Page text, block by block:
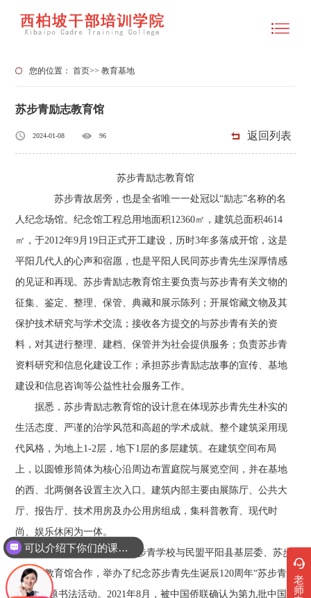
您的位置：首页>>教育基地
苏步青励志教育馆
2024-01-08 96 返回列表
苏步青励志教育馆
苏步青故居旁，也是全省唯一一处冠以“励志”名称的名
人纪念场馆。纪念馆工程总用地面积12360㎡，建筑总面积4614
㎡，于2012年9月19日正式开工建设，历时3年多落成开馆，这是
平阳几代人的心声和宿愿，也是平阳人民同苏步青先生深厚情感
的见证和再现。苏步青励志教育馆主要负责与苏步青有关文物的
征集、鉴定、整理、保管、典藏和展示陈列；开展馆藏文物及其
保护技术研究与学术交流；接收各方提交的与苏步青有关的资
料，对其进行整理、建档、保管并为社会提供服务；负责苏步青
资料研究和信息化建设工作；承担苏步青励志故事的宣传、基地
建设和信息咨询等公益性社会服务工作。
据悉，苏步青励志教育馆的设计意在体现苏步青先生朴实的
生活态度、严谨的治学风范和高超的学术成就。整个建筑采用现
代风格，为地上1-2层，地下1层的多层建筑。在建筑空间布局
上，以圆锥形筒体为核心沿周边布置庭院与展览空间，并在基地
的西、北两侧各设置主次入口。建筑内部主要由展陈厅、公共大
厅、报告厅、技术用房及办公用房组成，集科普教育、现代时
尚、娱乐休闲为一体。
2022年5月23日，平阳苏步青学校与民盟平阳县基层委、苏步
青励志教育馆合作，举办了纪念苏步青先生诞辰120周年“苏步青
诗词”主题书法活动。2021年8月，被中国侨联确认为第九批中国
老
师
可以介绍下你们的课程吗？
你们是怎么收费的呢